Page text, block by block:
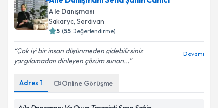
Aile Danışmanı Sena Şahin Camcı
Aile Danışmanı
Sakarya, Serdivan
( Değerlendirme)
Çok iyi bir insan düşünmeden gidebilirsiniz
yargılamadan dinleyen çözüm sunan...
Adres 1 Online Görüşme